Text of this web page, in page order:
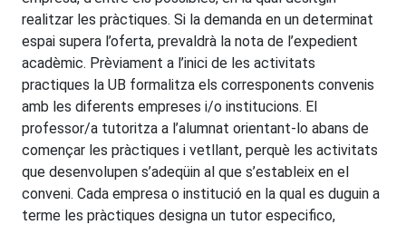
realitzar les pràctiques. Si la demanda en un determinat
espai supera l’oferta, prevaldrà la nota de l’expedient
acadèmic. Prèviament a l’inici de les activitats
practiques la UB formalitza els corresponents convenis
amb les diferents empreses i/o institucions. El
professor/a tutoritza a l’alumnat orientant-lo abans de
començar les pràctiques i vetllant, perquè les activitats
que desenvolupen s’adeqüin al que s’estableix en el
conveni. Cada empresa o institució en la qual es duguin a
terme les pràctiques designa un tutor especifico,